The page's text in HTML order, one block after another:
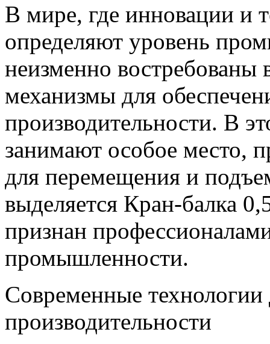
В мире, где инновации и
определяют уровень
неизменно востребованы
механизмы для
производительности. В
занимают особое место,
для перемещения и
выделяется Кран-балка
признан
промышленности.
Современные
производительности